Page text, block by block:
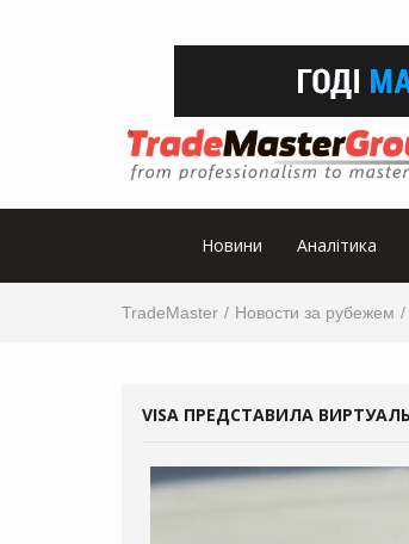
Новини Аналітика
TradeMaster Новости за рубежем
VISA ПРЕДСТАВИЛА